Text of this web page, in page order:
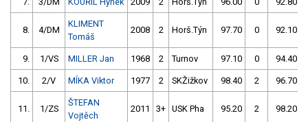
8. 4/DM
KLIMENT
Tomáš
2008 2 Horš.Týn 97.70 0 92.10
9. 1/VS MILLER Jan 1968 2 Turnov 97.10 0 94.40
10. 2/V MÍKA Viktor 1977 2 SKŽižkov 98.40 2 96.70
11. 1/ZS
ŠTEFAN
Vojtěch
2011 3+ USK Pha 95.20 2 98.20